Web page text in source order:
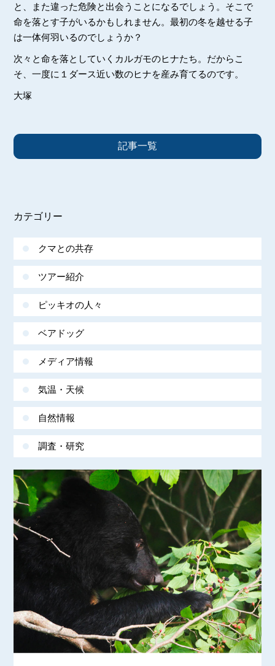
と、また違った危険と出会うことになるでしょう。そこで
命を落とす子がいるかもしれません。最初の冬を越せる子
は一体何羽いるのでしょうか？
次々と命を落としていくカルガモのヒナたち。だからこ
そ、一度に１ダース近い数のヒナを産み育てるのです。
大塚
記事一覧
カテゴリー
クマとの共存
ツアー紹介
ピッキオの人々
ベアドッグ
メディア情報
気温・天候
自然情報
調査・研究